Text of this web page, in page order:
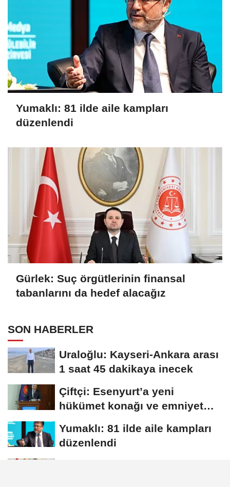
Yumaklı: 81 ilde aile kampları
düzenlendi
Gürlek: Suç örgütlerinin finansal
tabanlarını da hedef alacağız
SON HABERLER
Uraloğlu: Kayseri-Ankara arası
1 saat 45 dakikaya inecek
Çiftçi: Esenyurt’a yeni
hükümet konağı ve emniyet
Yumaklı: 81 ilde aile kampları
düzenlendi